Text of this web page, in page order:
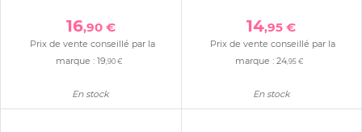
16,90 €
Prix de vente conseillé par la
marque : 19 ,90 €
En stock
14,95 €
Prix de vente conseillé par la
marque :24 ,95 €
En stock